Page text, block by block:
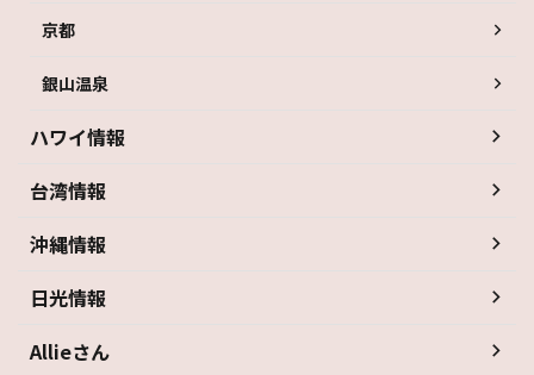
京都
銀山温泉
ハワイ情報
台湾情報
沖縄情報
日光情報
Allieさん